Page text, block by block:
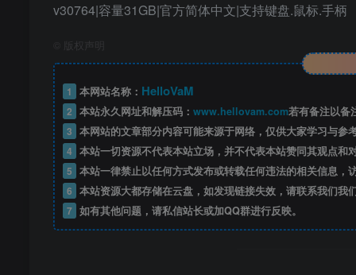
v30764|容量31GB|官方简体中文|支持键盘.鼠标.手柄
版权声明
1 本网站名称： HelloVaM
2 本站永久网址和解压码： www.hellovam.com若有备注以备
3 本网站的文章部分内容可能来源于网络，仅供大家学习与参
4 本站一切资源不代表本站立场，并不代表本站赞同其观点和
5 本站一律禁止以任何方式发布或转载任何违法的相关信息，
6 本站资源大都存储在云盘，如发现链接失效，请联系我们我
7 如有其他问题，请私信站长或加QQ群进行反映。